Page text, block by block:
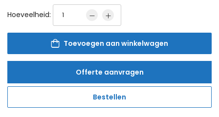
Hoeveelheid:
Toevoegen aan winkelwagen
Offerte aanvragen
Bestellen